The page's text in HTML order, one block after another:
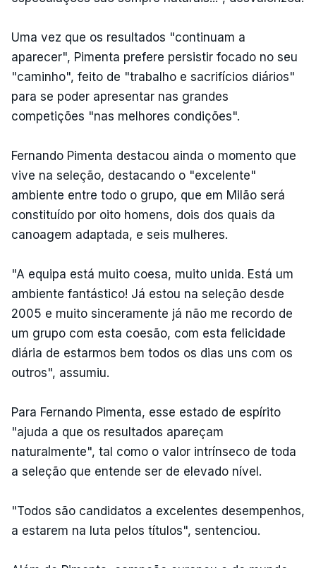
Uma vez que os resultados "continuam a
aparecer", Pimenta prefere persistir focado no seu
"caminho", feito de "trabalho e sacrifícios diários"
para se poder apresentar nas grandes
competições "nas melhores condições".
Fernando Pimenta destacou ainda o momento que
vive na seleção, destacando o "excelente"
ambiente entre todo o grupo, que em Milão será
constituído por oito homens, dois dos quais da
canoagem adaptada, e seis mulheres.
"A equipa está muito coesa, muito unida. Está um
ambiente fantástico! Já estou na seleção desde
2005 e muito sinceramente já não me recordo de
um grupo com esta coesão, com esta felicidade
diária de estarmos bem todos os dias uns com os
outros", assumiu.
Para Fernando Pimenta, esse estado de espírito
"ajuda a que os resultados apareçam
naturalmente", tal como o valor intrínseco de toda
a seleção que entende ser de elevado nível.
"Todos são candidatos a excelentes desempenhos,
a estarem na luta pelos títulos", sentenciou.